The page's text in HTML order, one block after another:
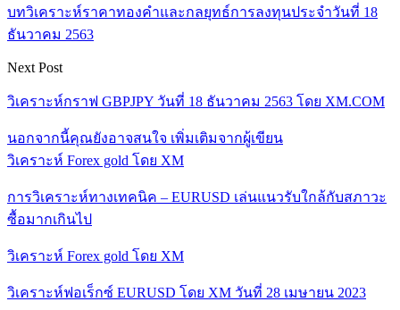
บทวิเคราะห์ราคาทองคำและกลยุทธ์การลงทุนประจำวันที่ 18
ธันวาคม 2563
Next Post
วิเคราะห์กราฟ GBPJPY วันที่ 18 ธันวาคม 2563 โดย XM.COM
นอกจากนี้คุณยังอาจสนใจ เพิ่มเติมจากผู้เขียน
วิเคราะห์ Forex gold โดย XM
การวิเคราะห์ทางเทคนิค – EURUSD เล่นแนวรับใกล้กับสภาวะ
ซื้อมากเกินไป
วิเคราะห์ Forex gold โดย XM
วิเคราะห์ฟอเร็กซ์ EURUSD โดย XM วันที่ 28 เมษายน 2023